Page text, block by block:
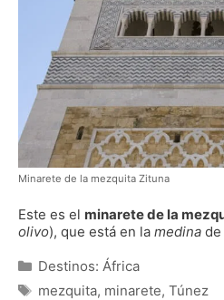
Minarete de la mezquita Zituna
Este es el minarete de la
olivo), que está en la medina de
Categorías
Destinos: África
Etiquetas
mezquita, minarete, Túnez